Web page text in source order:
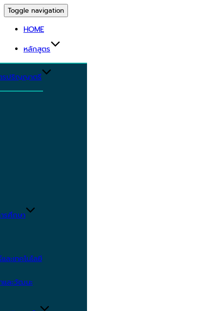
Toggle navigation
HOME
หลักสูตร
รปริญญาตรี
รศึกษา
ะเทคโนโลยี
และวัฒนะ